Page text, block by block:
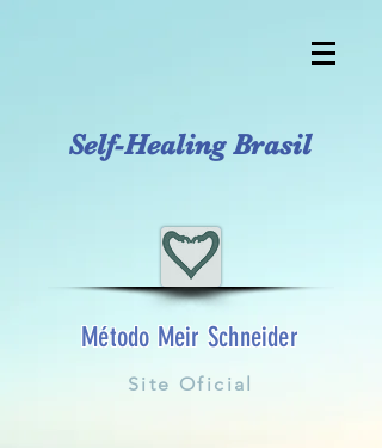
Self-Healing Brasil
Método Meir Schneider
Site Oficial